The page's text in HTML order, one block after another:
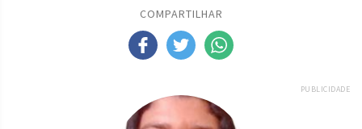
COMPARTILHAR
PUBLICIDADE